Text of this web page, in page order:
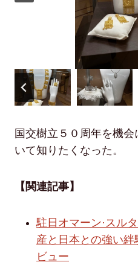
国交樹立５０周年を機
いて知りたくなった。
【関連記事】
駐日オマーン·スル
産と日本との強い
ビュー